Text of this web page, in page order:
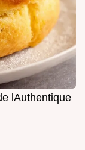
lAuthentique